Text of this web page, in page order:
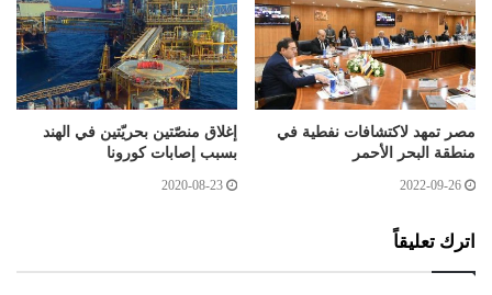
مصر تمهد لاكتشافات نفطية في
منطقة البحر الأحمر
2022-09-26
إغلاق منصّتين بحريّتين في الهند
بسبب إصابات كورونا
2020-08-23
اترك تعليقاً